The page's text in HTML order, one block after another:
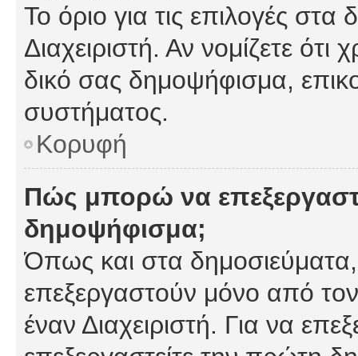
Το όριο για τις επιλογές
Διαχειριστή. Αν νομίζετε ότι
δικό σας δημοψήφισμα,
συστήματος.
Κορυφή
Πώς μπορώ να
δημοψήφισμα;
Όπως και στα
επεξεργαστούν μόνο από
έναν Διαχειριστή. Για να